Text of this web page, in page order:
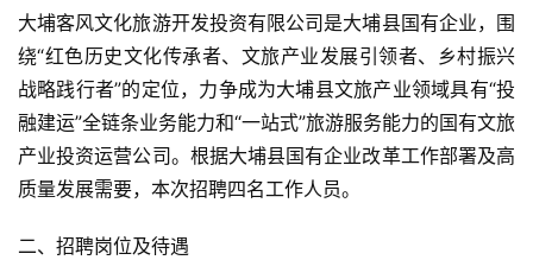
大埔客风文化旅游开发投资有限公司是大埔县国有企业，围
绕“红色历史文化传承者、文旅产业发展引领者、乡村振兴
战略践行者”的定位，力争成为大埔县文旅产业领域具有“投
融建运”全链条业务能力和“一站式”旅游服务能力的国有文旅
产业投资运营公司。根据大埔县国有企业改革工作部署及高
质量发展需要，本次招聘四名工作人员。
二、招聘岗位及待遇